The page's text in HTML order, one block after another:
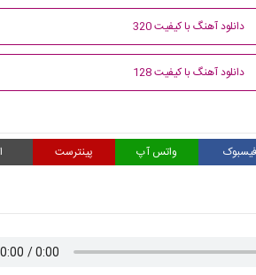
دانلود آهنگ با کیفیت 320
دانلود آهنگ با کیفیت 128
فیسبوک واتس آپ پینترست